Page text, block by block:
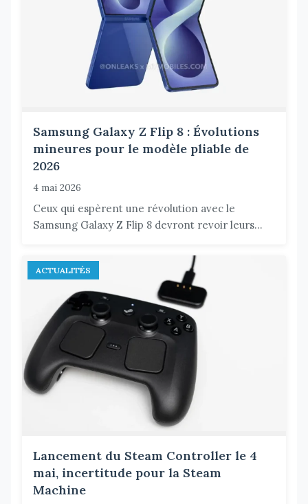
Samsung Galaxy Z Flip 8 : Évolutions
mineures pour le modèle pliable de
2026
4 mai 2026
Ceux qui espèrent une révolution avec le
Samsung Galaxy Z Flip 8 devront revoir leurs...
ACTUALITÉS
Lancement du Steam Controller le 4
mai, incertitude pour la Steam
Machine